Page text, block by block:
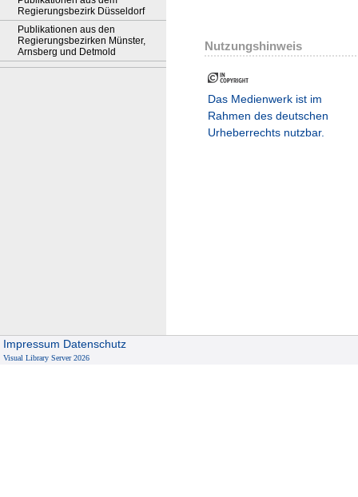
Regierungsbezirk Düsseldorf
Publikationen aus den
Regierungsbezirken Münster,
Arnsberg und Detmold
Nutzungshinweis
Das Medienwerk ist im
Rahmen des deutschen
Urheberrechts nutzbar.
Impressum Datenschutz
Visual Library Server 2026